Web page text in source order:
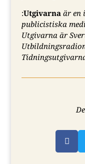
:Utgivarna är en
publicistiska
Utgivarna är
